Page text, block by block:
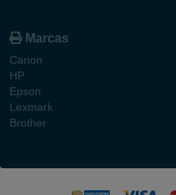
Marcas
Canon
HP
Epson
Lexmark
Brother